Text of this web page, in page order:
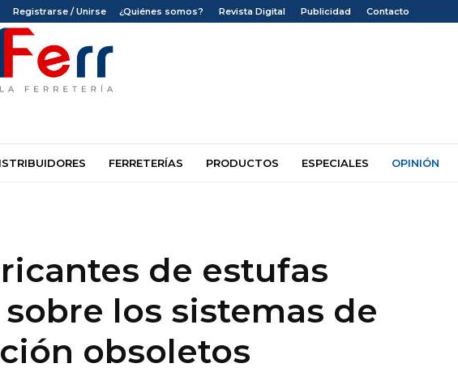
Registrarse / Unirse ¿Quiénes somos? Revista Digital Publicidad Contacto
FERRETERÍAS PRODUCTOS ESPECIALES OPINIÓN
de estufas
los sistemas de
obsoletos